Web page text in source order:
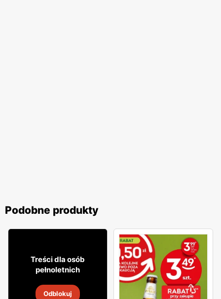
Podobne produkty
16
15 sie 2026
Treści dla osób
pełnoletnich
Odblokuj